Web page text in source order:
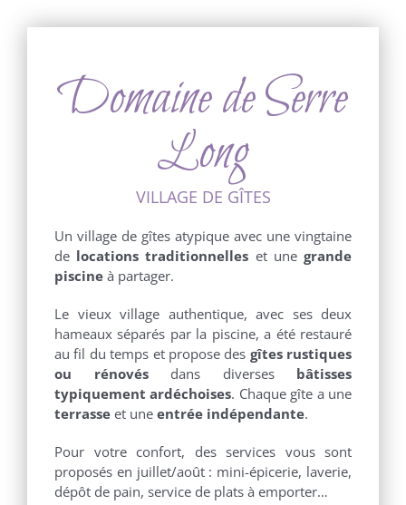
Domaine de Serre
Long
VILLAGE DE GÎTES
Un village de gîtes atypique avec une vingtaine
de locations traditionnelles et unegrande
piscine à partager.
Le vieux village authentique, avec ses deux
hameaux séparés par la piscine, a été restauré
au fil du temps et propose des gîtes rustiques
ou rénovésdans diverses bâtisses
typiquement ardéchoises. Chaque gîte a une
terrasse et une entrée indépendante.
Pour votre confort, des services vous sont
proposés en juillet/août : mini-épicerie, laverie,
dépôt de pain, service de plats à emporter…